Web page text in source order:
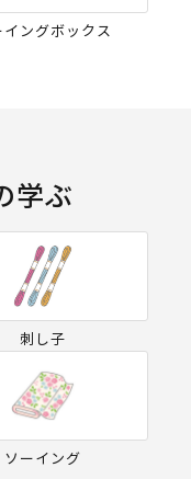
イングボックス
学ぶ
刺し子
ソーイング